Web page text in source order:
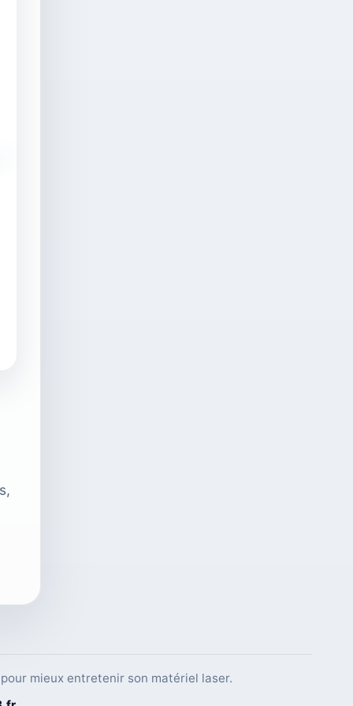
mieux entretenir son matériel laser.